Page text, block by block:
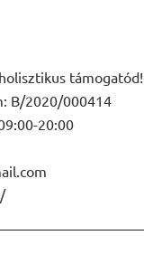
támogatód!
B/2020/000414
20:00